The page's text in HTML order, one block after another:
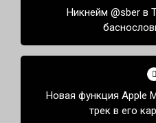
записямНикнейм @sber в
Новая функция Apple
трек в его